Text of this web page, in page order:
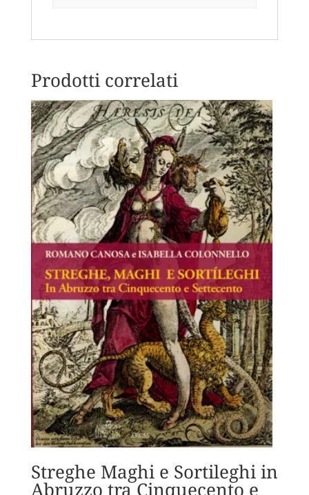
Prodotti correlati
Streghe Maghi e Sortileghi in
Abruzzo tra Cinquecento e